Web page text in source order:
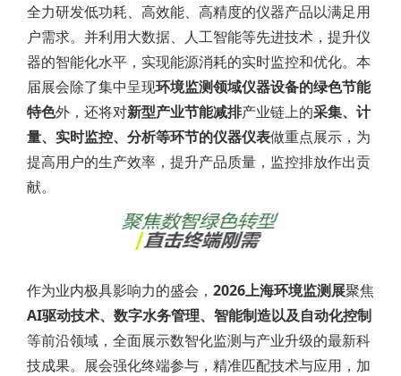
全力研发低功耗、高效能、高精度的仪器产品以满足用
户需求。并利用大数据、人工智能等先进技术，提升仪
器的智能化水平，实现能源消耗的实时监控和优化。本
届展会除了集中呈现环境监测领域仪器设备的绿色节能
特色外，还将对新型产业节能减排产业链上的采集、计
量、实时监控、分析等环节的仪器仪表做重点展示，为
提高用户的生产效率，提升产品质量，监控排放作出贡
献。
作为业内极具影响力的盛会， 2026上海环境监测展聚焦
AI驱动技术、数字水务管理、智能制造以及自动化控制
等前沿领域，全面展示数智化监测与产业升级的最新科
技成果。展会强化终端参与，精准匹配技术与应用，加